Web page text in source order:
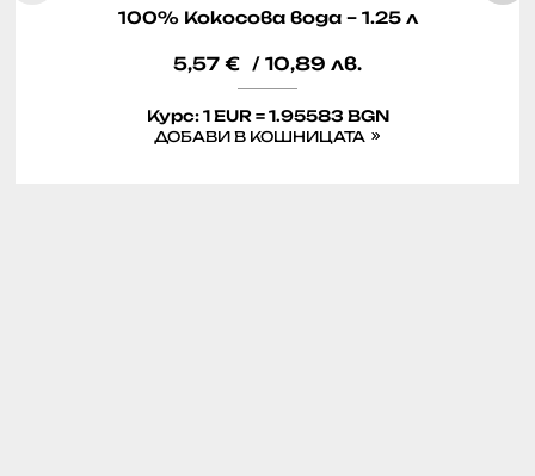
100% Кокосова вода – 1.25 л
5,57 € / 10,89 лв.
Курс: 1 EUR = 1.95583 BGN
ДОБАВИ В КОШНИЦАТА